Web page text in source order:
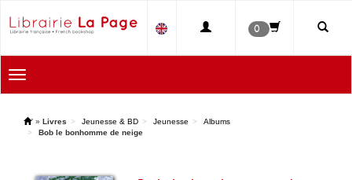
0
Toggle
navigation
' » Livres Jeunesse & BD Jeunesse
Albums
Bob le bonhomme de neige